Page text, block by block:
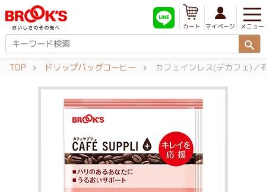
メニュー
マイページ
カート
TOP ドリップバッグコーヒー カフェインレス(デカフェ)／